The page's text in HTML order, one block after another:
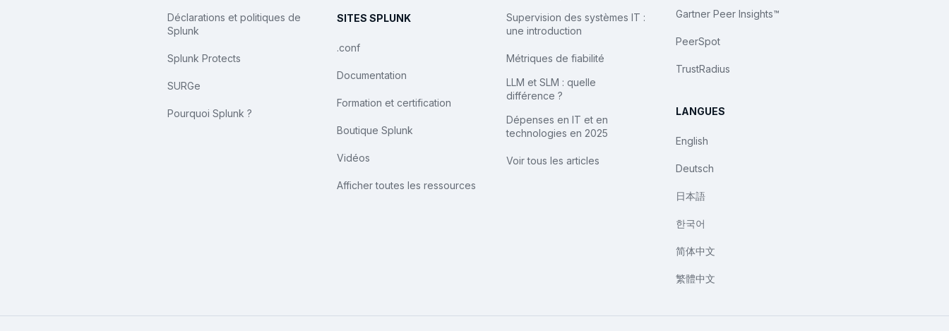
Déclarations et politiques de
Splunk
Splunk Protects
SURGe
Pourquoi Splunk ?
SITES SPLUNK
.conf
Documentation
Formation et certification
Boutique Splunk
Vidéos
Afficher toutes les ressources
Supervision des systèmes IT :
une introduction
Métriques de fiabilité
LLM et SLM : quelle
différence ?
Dépenses en IT et en
technologies en 2025
Voir tous les articles
Gartner Peer Insights™
PeerSpot
TrustRadius
LANGUES
English
Deutsch
日本語
한국어
简体中文
繁體中文